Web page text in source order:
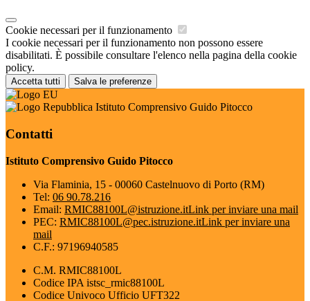
Cookie necessari per il funzionamento
I cookie necessari per il funzionamento non possono essere
disabilitati. È possibile consultare l'elenco nella pagina della cookie
policy.
Accetta tutti Salva le preferenze
Istituto Comprensivo Guido Pitocco
Contatti
Istituto Comprensivo Guido Pitocco
Via Flaminia, 15 - 00060 Castelnuovo di Porto (RM)
Tel: 06 90.78.216
Email: RMIC88100L@istruzione.itLink per inviare una mail
PEC: RMIC88100L@pec.istruzione.itLink per inviare una
mail
C.F.: 97196940585
C.M. RMIC88100L
Codice IPA istsc_rmic88100L
Codice Univoco Ufficio UFT322